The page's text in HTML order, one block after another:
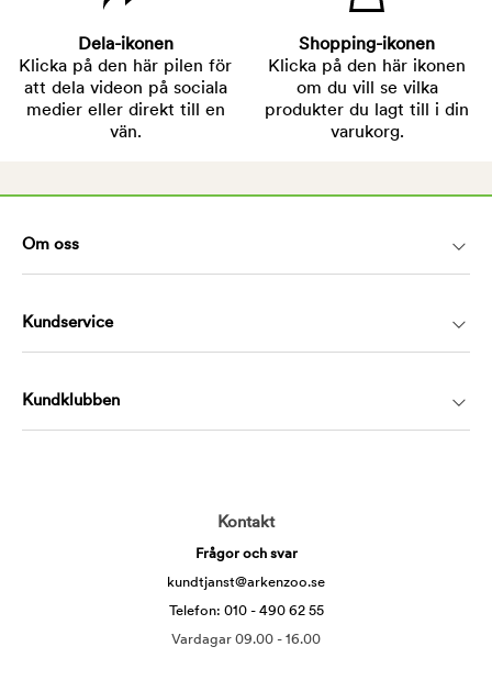
Dela-ikonen
Klicka på den här pilen för
att dela videon på sociala
medier eller direkt till en
vän.
Shopping-ikonen
Klicka på den här ikonen
om du vill se vilka
produkter du lagt till i din
varukorg.
Om oss
Kundservice
Kundklubben
Kontakt
Frågor och svar
kundtjanst@arkenzoo.se
Telefon: 010 - 490 62 55
Vardagar 09.00 - 16.00